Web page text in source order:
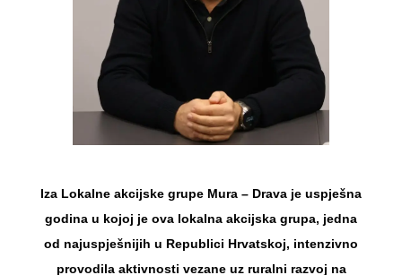
Iza Lokalne akcijske grupe Mura – Drava je uspješna
godina u kojoj je ova lokalna akcijska grupa, jedna
od najuspješnijih u Republici Hrvatskoj, intenzivno
provodila aktivnosti vezane uz ruralni razvoj na